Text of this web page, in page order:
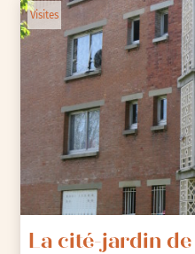
Visites
La cité-jardin de